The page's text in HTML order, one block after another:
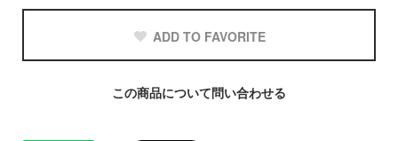
ADD TO FAVORITE
この商品について問い合わせる